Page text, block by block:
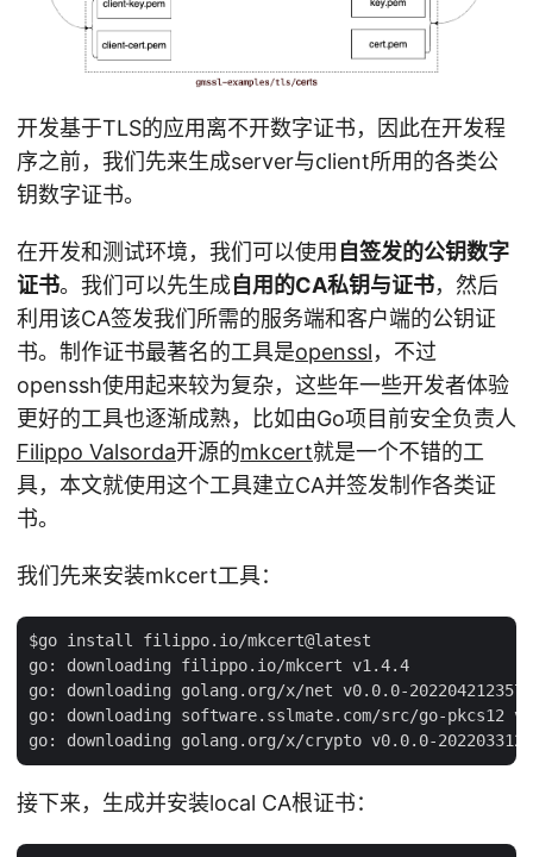
开发基于TLS的应用离不开数字证书，因此在开发程
序之前，我们先来生成server与client所用的各类公
钥数字证书。
在开发和测试环境，我们可以使用 自签发的公钥数字
证书。我们可以先生成自用的CA私钥与证书，然后
利用该CA签发我们所需的服务端和客户端的公钥证
书。制作证书最著名的工具是openssl，不过
openssh使用起来较为复杂，这些年一些开发者体验
更好的工具也逐渐成熟，比如由Go项目前安全负责人
Filippo Valsorda开源的mkcert就是一个不错的工
具，本文就使用这个工具建立CA并签发制作各类证
书。
我们先来安装mkcert工具：
$go install filippo.io/mkcert@latest
go: downloading filippo.io/mkcert v1.4.4
go: downloading golang.org/x/net v0.0.0-
go: downloading software.sslmate.com/src/go-pkcs12
接下来，生成并安装local CA根证书：